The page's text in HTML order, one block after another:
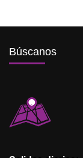
Búscanos